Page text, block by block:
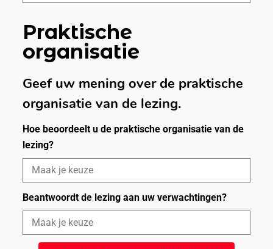
Praktische
organisatie
Geef uw mening over de praktische
organisatie van de lezing.
Hoe beoordeelt u de praktische organisatie van de
lezing?
Beantwoordt de lezing aan uw verwachtingen?